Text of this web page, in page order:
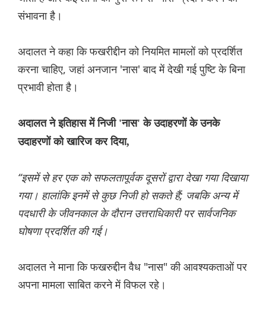
संभावना है।
अदालत ने कहा कि फखरीद्दीन को नियमित मामलों को प्रदर्शित
करना चाहिए, जहां अनजान 'नास' बाद में देखी गई पुष्टि के बिना
प्रभावी होता है।
अदालत ने इतिहास में निजी 'नास' के उदाहरणों के उनके
उदाहरणों को खारिज कर दिया,
“इसमें से हर एक को सफलतापूर्वक दूसरों द्वारा देखा गया दिखाया
गया। हालांकि इनमें से कुछ निजी हो सकते हैं; जबकि अन्य में
पदधारी के जीवनकाल के दौरान उत्तराधिकारी पर सार्वजनिक
घोषणा प्रदर्शित की गई।
अदालत ने माना कि फखरुद्दीन वैध "नास" की आवश्यकताओं पर
अपना मामला साबित करने में विफल रहे।